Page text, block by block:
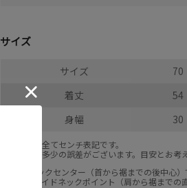
サイズ
サイズ 70
着丈
54
身幅
30
採寸結果は全てセンチ表記です。
商品により多少の誤差がございます。目安とお考
※BCはバックセンター（首から裾までの後中心）
※SNPはサイドネックポイント（肩から裾までの